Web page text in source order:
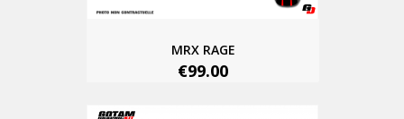
MRX RAGE
€99.00